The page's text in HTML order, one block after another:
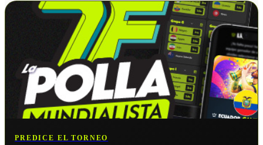
PREDICE EL TORNEO